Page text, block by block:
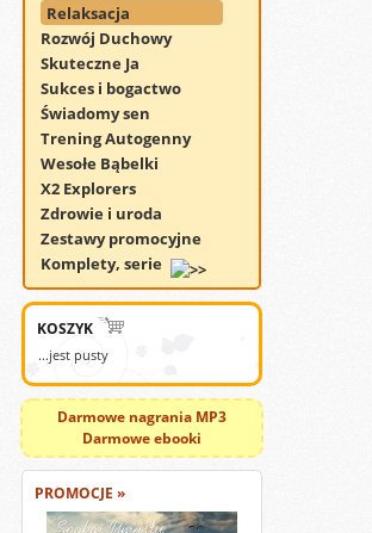
Relaksacja
Rozwój Duchowy
Skuteczne Ja
Sukces i bogactwo
Świadomy sen
Trening Autogenny
Wesołe Bąbelki
X2 Explorers
Zdrowie i uroda
Zestawy promocyjne
Komplety, serie
KOSZYK
...jest pusty
Darmowe nagrania MP3
Darmowe ebooki
PROMOCJE »